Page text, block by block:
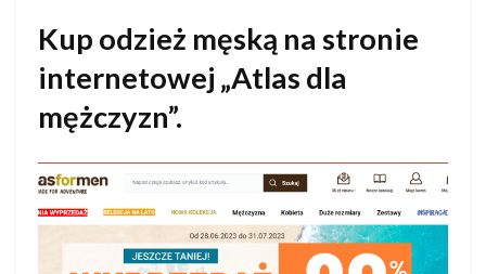
Kup odzież męską na stronie
internetowej „Atlas dla
mężczyzn”.